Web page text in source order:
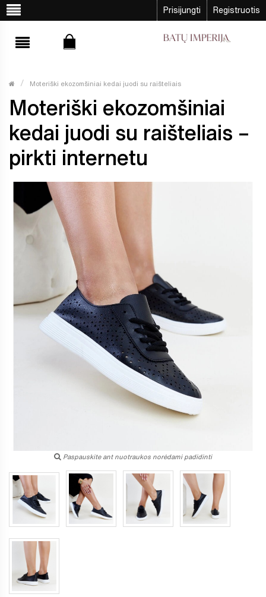
Prisijungti Registruotis
Moteriški ekozomšiniai kedai juodi su raišteliais
Moteriški ekozomšiniai
kedai juodi su raišteliais –
pirkti internetu
Paspauskite ant nuotraukos norėdami padidinti